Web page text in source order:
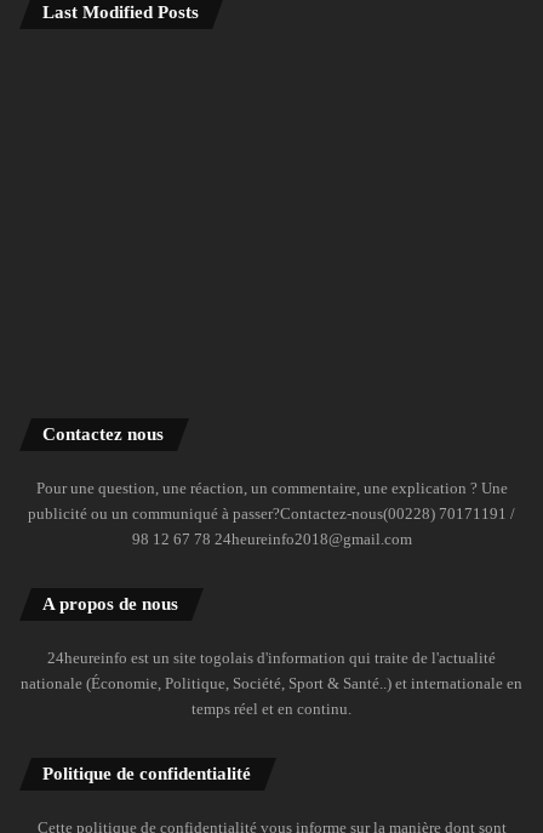
Last Modified Posts
Contactez nous
Pour une question, une réaction, un commentaire, une explication ? Une
publicité ou un communiqué à passer?Contactez-nous(00228) 70171191 /
98 12 67 78 24heureinfo2018@gmail.com
A propos de nous
24heureinfo est un site togolais d'information qui traite de l'actualité
nationale (Économie, Politique, Société, Sport & Santé..) et internationale en
temps réel et en continu.
Politique de confidentialité
Cette politique de confidentialité vous informe sur la manière dont sont